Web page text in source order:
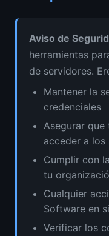
Aviso de
herramientas
de servidores.
Mantener la
credenciales
Asegurar que
acceder a
Cumplir con
tu
Cualquier
Software en
Verificar los